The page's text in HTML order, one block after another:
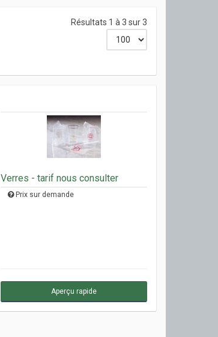
Résultats 1 à 3 sur 3
Verres - tarif nous consulter
Prix sur demande
Aperçu rapide